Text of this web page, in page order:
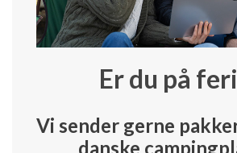
Er du på
Vi sender gerne
danske